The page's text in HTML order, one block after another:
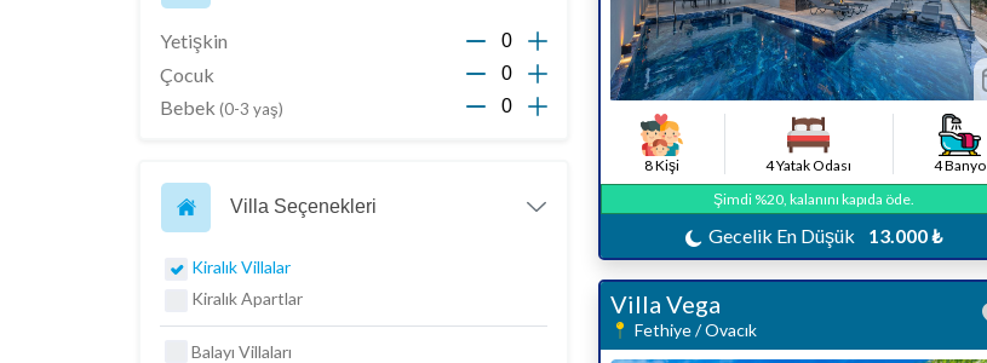
Yetişkin
Çocuk
Bebek (0-3 yaş)
Villa Seçenekleri
Kiralık Villalar
Kiralık Apartlar
Balayı Villaları
8 Kişi 4 Yatak Odası
4 Banyo
Şimdi %20, kalanını kapıda öde.
Gecelik En Düşük 13.000 ₺
Villa Vega
Fethiye / Ovacık